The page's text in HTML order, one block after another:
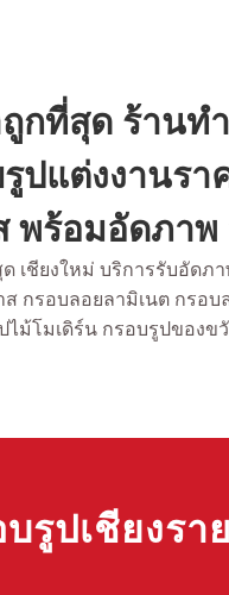
กที่สุด ร้านท
ปแต่งงานร
พร้อมอัดภาพ
เชียงใหม่ บริการรับอัดภ
กรอบลอยลามิเนต กรอ
ไม้โมเดิร์น กรอบรูปของ
รูปเชียงราย